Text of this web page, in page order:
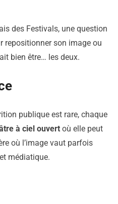
des Festivals, une question
repositionner son image ou
bien être… les deux.
publique est rare, chaque
à ciel ouvert où elle peut
où l’image vaut parfois
et médiatique.